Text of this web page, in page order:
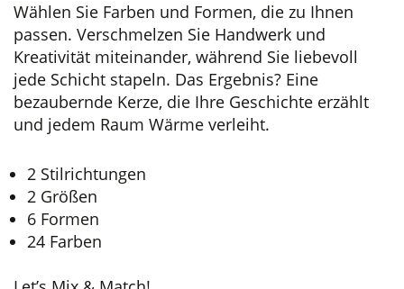
Wählen Sie Farben und Formen, die zu Ihnen
passen. Verschmelzen Sie Handwerk und
Kreativität miteinander, während Sie liebevoll
jede Schicht stapeln. Das Ergebnis? Eine
bezaubernde Kerze, die Ihre Geschichte erzählt
und jedem Raum Wärme verleiht.
2 Stilrichtungen
2 Größen
6 Formen
24 Farben